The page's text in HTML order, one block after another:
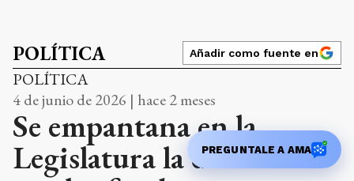
POLÍTICA Añadir como fuente en
POLÍTICA
4 de junio de 2026 | hace 2 meses
Se empantana en la
Legislatura la discusión
PREGUNTALE A AMA